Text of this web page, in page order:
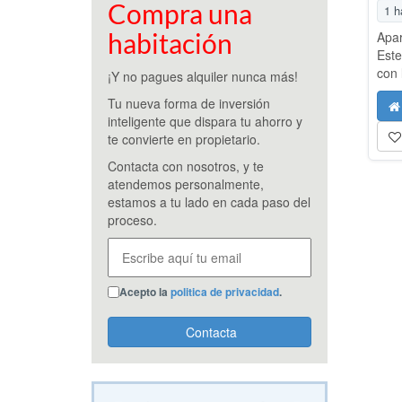
Compra una
habitación
¡Y no pagues alquiler nunca más!
Tu nueva forma de inversión
inteligente que dispara tu ahorro y
te convierte en propietario.
Contacta con nosotros, y te
atendemos personalmente,
estamos a tu lado en cada paso del
proceso.
Acepto la politica de privacidad.
Contacta
1
con
m².